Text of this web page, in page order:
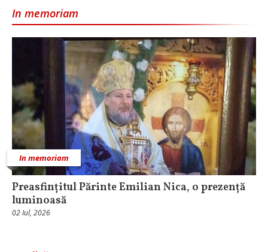
In memoriam
In memoriam
Preasfințitul Părinte Emilian Nica, o prezență
luminoasă
02 Iul, 2026